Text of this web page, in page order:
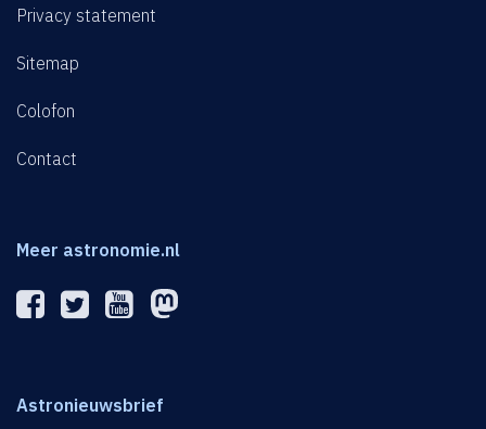
Privacy statement
Sitemap
Colofon
Contact
Meer astronomie.nl
Astronieuwsbrief